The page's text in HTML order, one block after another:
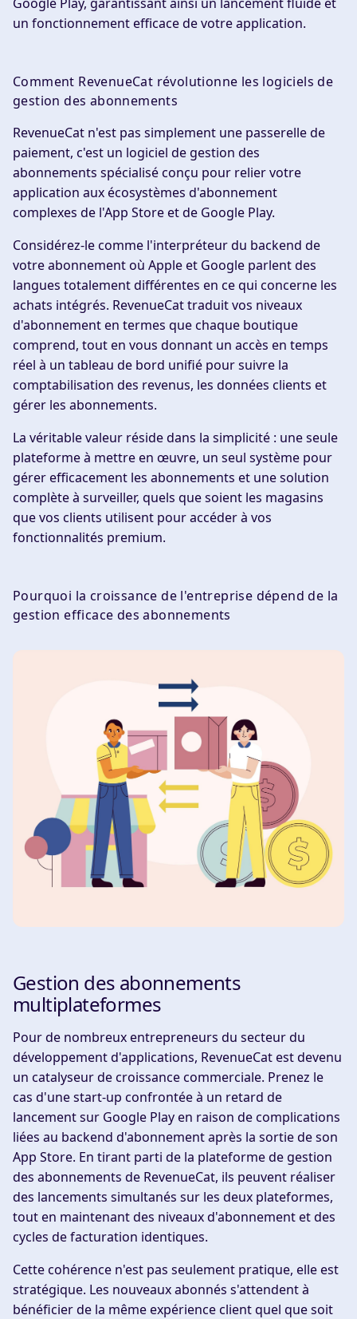
un fonctionnement efficace de votre application.
Comment RevenueCat révolutionne les logiciels de
gestion des abonnements
RevenueCat n'est pas simplement une passerelle de
paiement, c'est un logiciel de gestion des
abonnements spécialisé conçu pour relier votre
application aux écosystèmes d'abonnement
complexes de l'App Store et de Google Play.
Considérez-le comme l'interpréteur du backend de
votre abonnement où Apple et Google parlent des
langues totalement différentes en ce qui concerne les
achats intégrés. RevenueCat traduit vos niveaux
d'abonnement en termes que chaque boutique
comprend, tout en vous donnant un accès en temps
réel à un tableau de bord unifié pour suivre la
comptabilisation des revenus, les données clients et
gérer les abonnements.
La véritable valeur réside dans la simplicité : une seule
plateforme à mettre en œuvre, un seul système pour
gérer efficacement les abonnements et une solution
complète à surveiller, quels que soient les magasins
que vos clients utilisent pour accéder à vos
fonctionnalités premium.
Pourquoi la croissance de l'entreprise dépend de la
gestion efficace des abonnements
Gestion des abonnements
multiplateformes
Pour de nombreux entrepreneurs du secteur du
développement d'applications, RevenueCat est devenu
un catalyseur de croissance commerciale. Prenez le
cas d'une start-up confrontée à un retard de
lancement sur Google Play en raison de complications
liées au backend d'abonnement après la sortie de son
App Store. En tirant parti de la plateforme de gestion
des abonnements de RevenueCat, ils peuvent réaliser
des lancements simultanés sur les deux plateformes,
tout en maintenant des niveaux d'abonnement et des
cycles de facturation identiques.
Cette cohérence n'est pas seulement pratique, elle est
stratégique. Les nouveaux abonnés s'attendent à
bénéficier de la même expérience client quel que soit